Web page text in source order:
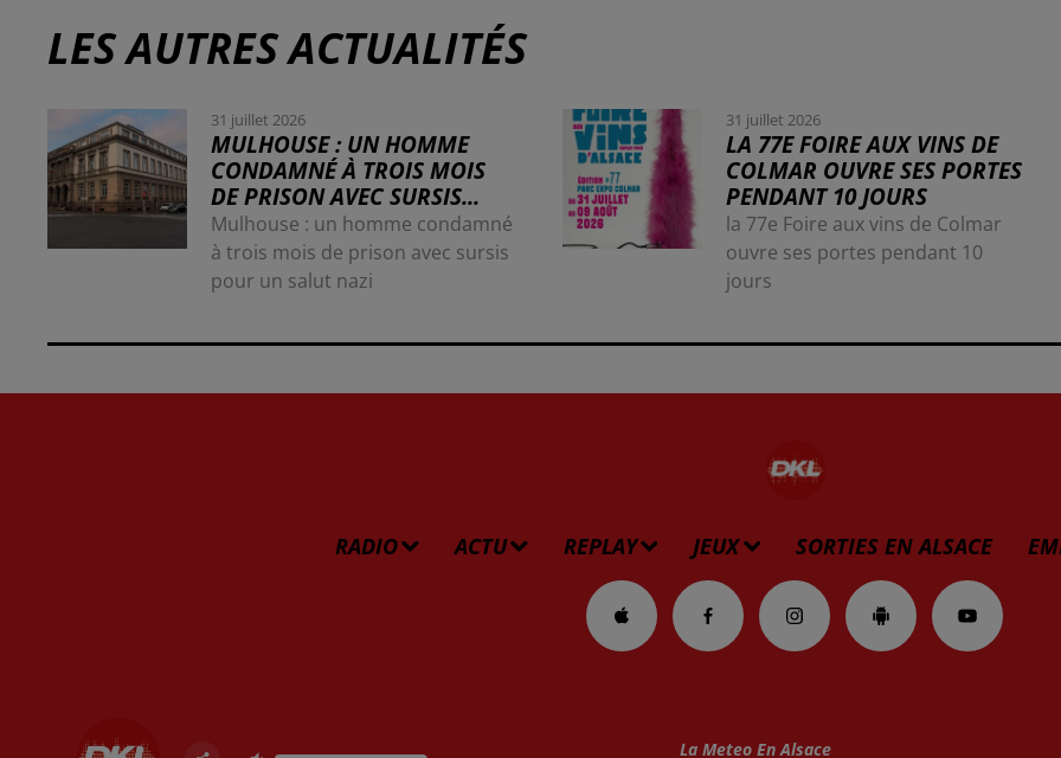
LES AUTRES ACTUALITÉS
31 juillet 2026
MULHOUSE : UN HOMME
CONDAMNÉ À TROIS MOIS
DE PRISON AVEC SURSIS...
Mulhouse : un homme condamné
à trois mois de prison avec sursis
pour un salut nazi
31 juillet 2026
LA 77E FOIRE AUX VINS DE
COLMAR OUVRE SES PORTES
PENDANT 10 JOURS
la 77e Foire aux vins de Colmar
ouvre ses portes pendant 10
jours
RADIO ACTU REPLAY JEUX SORTIES EN ALSACE
La Meteo En Alsace